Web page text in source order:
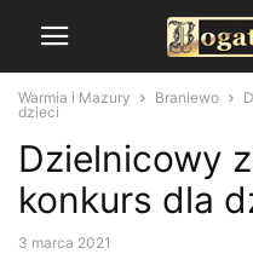
Warmia i Mazury Braniewo
dzieci
Dzielnicowy
konkurs dla
3 marca 2021